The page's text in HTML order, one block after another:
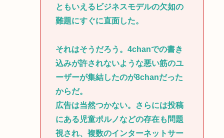
ともいえるビジネスモデルの欠如の
難題にすぐに直面した。
それはそうだろう。4chanでの書き
込みが許されないような悪い筋のユ
ーザーが集結したのが8chanだった
からだ。
広告は当然つかない。さらには投稿
にある児童ポルノなどの存在も問題
視され、複数のインターネットサー